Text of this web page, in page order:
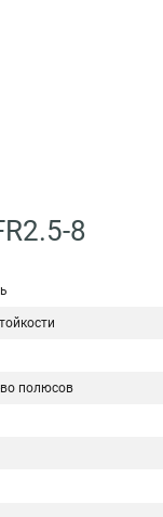
8
полюсов